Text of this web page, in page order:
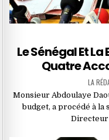
Le Sénégal Et
Quatre
LA
Monsieur Abdoulaye
budget, a procédé à la
Directeur